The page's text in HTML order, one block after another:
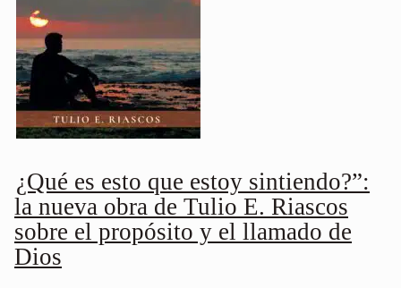
¿Qué es esto que estoy sintiendo?”:
la nueva obra de Tulio E. Riascos
sobre el propósito y el llamado de
Dios